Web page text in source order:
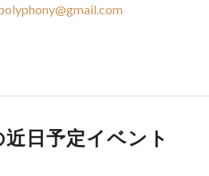
日予定イベント